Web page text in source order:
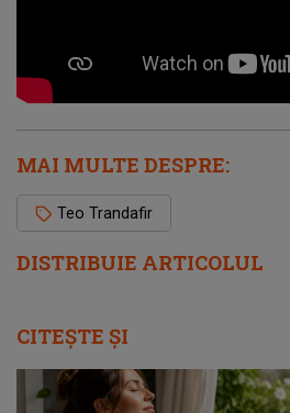
DISTRIBUIE ARTICOLUL
MAI MULTE DESPRE:
Teo Trandafir
CITEȘTE ȘI